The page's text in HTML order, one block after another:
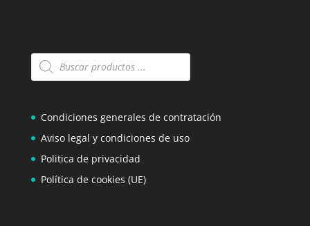
Búsqueda
de
Condiciones generales de contratación
Aviso legal y condiciones de uso
Politica de privacidad
Política de cookies (UE)